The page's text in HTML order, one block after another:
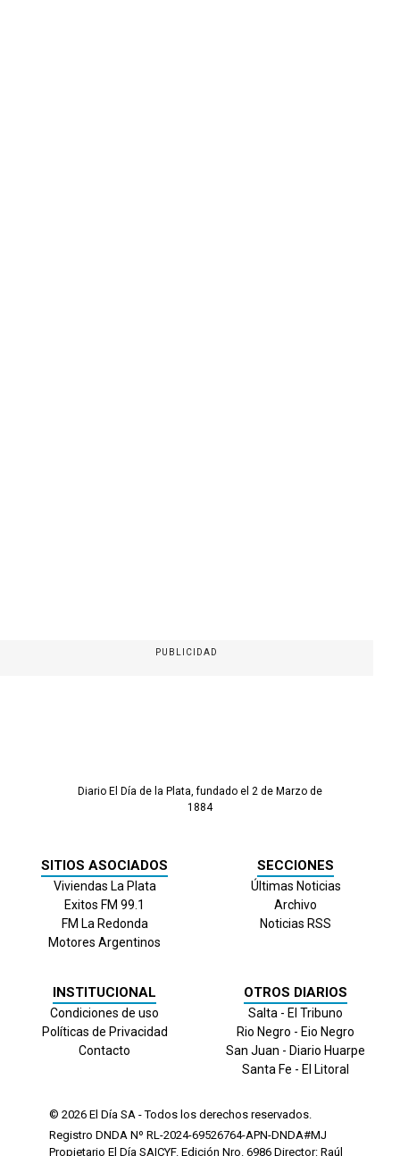
PUBLICIDAD
Diario El Día de la Plata, fundado el 2 de Marzo de
1884
SITIOS ASOCIADOS
Viviendas La Plata
Exitos FM 99.1
FM La Redonda
Motores Argentinos
SECCIONES
Últimas Noticias
Archivo
Noticias RSS
INSTITUCIONAL
Condiciones de uso
Políticas de Privacidad
Contacto
OTROS DIARIOS
Salta - El Tribuno
Rio Negro - Eio Negro
San Juan - Diario Huarpe
Santa Fe - El Litoral
© 2026 El Día SA - Todos los derechos reservados.
Registro DNDA Nº RL-2024-69526764-APN-DNDA#MJ
Propietario El Día SAICYF. Edición Nro. 6986 Director: Raúl